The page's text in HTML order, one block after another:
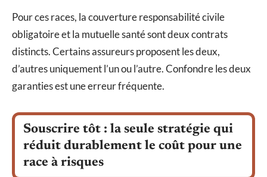
Pour ces races, la couverture responsabilité civile
obligatoire et la mutuelle santé sont deux contrats
distincts. Certains assureurs proposent les deux,
d’autres uniquement l’un ou l’autre. Confondre les deux
garanties est une erreur fréquente.
Souscrire tôt : la seule stratégie qui
réduit durablement le coût pour une
race à risques